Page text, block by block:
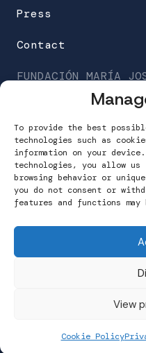
To provide the best
technologies such as
information on your
technologies, you allow us
browsing behavior or
you do not consent or
features and functions
View
Cookie Policy
u
r
Press
Contact
FUNDACIÓN MARÍA
C/Galileo Galilei
Work Center
A Grela. 15008 A
T. 981 160 265
Contact